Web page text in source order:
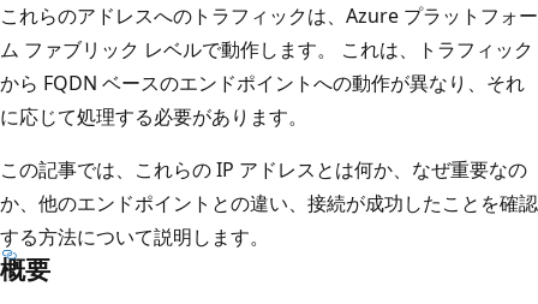
これらのアドレスへのトラフィックは、Azure プラットフォー
ム ファブリック レベルで動作します。 これは、トラフィック
から FQDN ベースのエンドポイントへの動作が異なり、それ
に応じて処理する必要があります。
この記事では、これらの IP アドレスとは何か、なぜ重要なの
か、他のエンドポイントとの違い、接続が成功したことを確認
する方法について説明します。
概要